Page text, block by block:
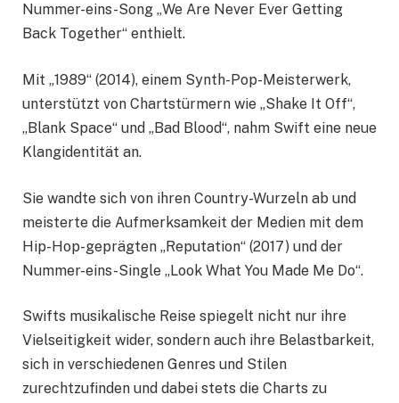
Nummer-eins-Song „We Are Never Ever Getting
Back Together“ enthielt.
Mit „1989“ (2014), einem Synth-Pop-Meisterwerk,
unterstützt von Chartstürmern wie „Shake It Off“,
„Blank Space“ und „Bad Blood“, nahm Swift eine neue
Klangidentität an.
Sie wandte sich von ihren Country-Wurzeln ab und
meisterte die Aufmerksamkeit der Medien mit dem
Hip-Hop-geprägten „Reputation“ (2017) und der
Nummer-eins-Single „Look What You Made Me Do“.
Swifts musikalische Reise spiegelt nicht nur ihre
Vielseitigkeit wider, sondern auch ihre Belastbarkeit,
sich in verschiedenen Genres und Stilen
zurechtzufinden und dabei stets die Charts zu